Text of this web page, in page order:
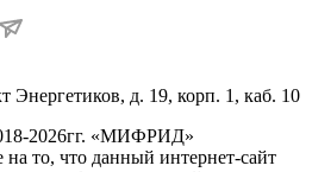
Энергетиков, д. 19, корп. 1, каб. 10
2026гг. «МИФРИД»
то, что данный интернет-сайт